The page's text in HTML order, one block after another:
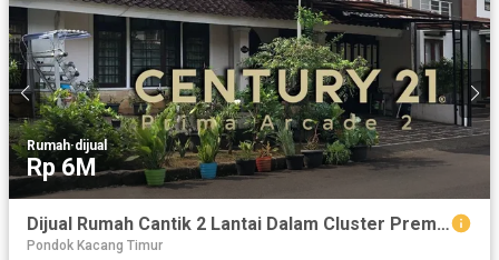
Rumah·dijual
Rp 6M
Dijual Rumah Cantik 2 Lantai Dalam Cluster Premium Lokasi Strategis Dekat Lotte Mart di Sektor 8 Bintaro Tangsel Gb-16258
Pondok Kacang Timur